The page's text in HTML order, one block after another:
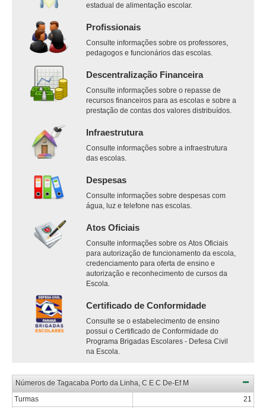
estadual de alimentação escolar.
Profissionais
Consulte informações sobre os professores,
pedagogos e funcionários das escolas.
Descentralização Financeira
Consulte informações sobre o repasse de
recursos financeiros para as escolas e sobre a
prestação de contas dos valores distribuídos.
Infraestrutura
Consulte informações sobre a infraestrutura
das escolas.
Despesas
Consulte informações sobre despesas com
água, luz e telefone nas escolas.
Atos Oficiais
Consulte informações sobre os Atos Oficiais
para autorização de funcionamento da escola,
credenciamento para oferta de ensino e
autorização e reconhecimento de cursos da
Escola.
Certificado de Conformidade
Consulte se o estabelecimento de ensino
possui o Certificado de Conformidade do
Programa Brigadas Escolares - Defesa Civil
na Escola.
Números de Tagacaba Porto da Linha, C E C De-Ef M
Turmas
21